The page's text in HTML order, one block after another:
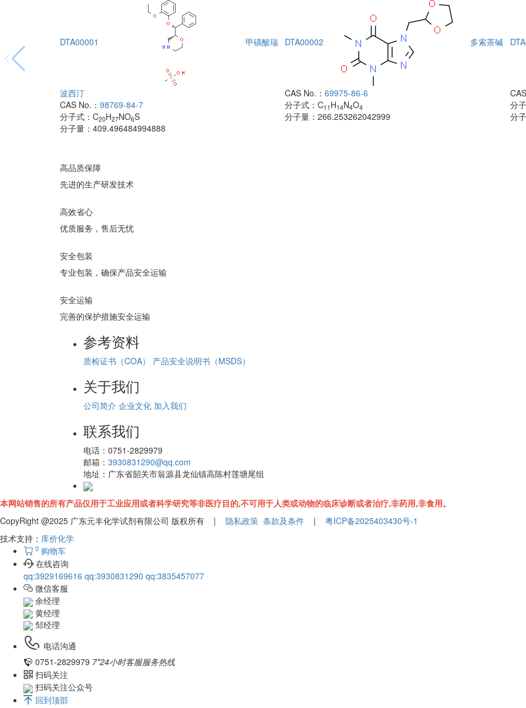
DTA00001 甲磺酸瑞
波西汀
CAS No.： 98769-84-7
分子式： C20H27NO6S
分子量： 409.496484994888
DTA00002 多索茶碱
CAS No.：69975-86-6
分子式：C11 H14N4O4
分子量：266.253262042999
分
分
高品质保障
先进的生产研发技术
高效省心
优质服务，售后无忧
安全包装
专业包装，确保产品安全运输
安全运输
完善的保护措施安全运输
参考资料
质检证书（COA） 产品安全说明书（MSDS）
关于我们
公司简介 企业文化 加入我们
联系我们
电话： 0751-2829979
邮箱： 3930831290@qq.com
地址： 广东省韶关市翁源县龙仙镇高陈村莲塘尾组
本网站销售的所有产品仅用于工业应用或者科学研究等非医疗目的,不可用于人类或动物的临床诊断或者治疗,非药用,非食用。
CopyRight @2025 广东元丰化学试剂有限公司 版权所有 | 隐私政策 条款及条件 | 粤ICP备2025403430号-1
技术支持： 库价化学
0 购物车
在线咨询
qq:3929169616 qq:3930831290 qq:3835457077
微信客服
余经理
黄经理
邹经理
电话沟通
0751-2829979 7*24小时客服服务热线
扫码关注
扫码关注公众号
回到顶部